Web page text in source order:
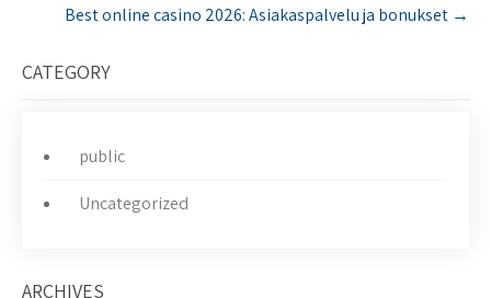
v
Best online casino 2026: Asiakaspalvelu ja bonukset →
CATEGORY
public
Uncategorized
ARCHIVES